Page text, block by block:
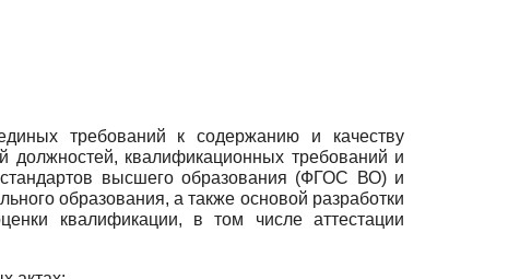
требований к содержанию и качеству
должностей, квалификационных требований и
стандартов высшего образования (ФГОС ВО) и
образования, а также основой разработки
квалификации, в том числе аттестации